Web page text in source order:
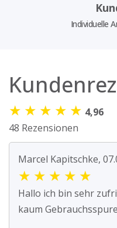
Individuelle
★ ★ ★ ★ ★ 4,96
48 Rezensionen
Marcel Kapitschke,
★ ★ ★ ★ ★
Hallo ich bin sehr
kaum